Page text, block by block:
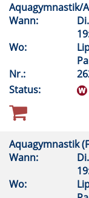
Aquagymnastik/
Wann:
Di.
Wo:
Nr.:
Status:
Aquagymnastik
Wann:
Di.
Wo: